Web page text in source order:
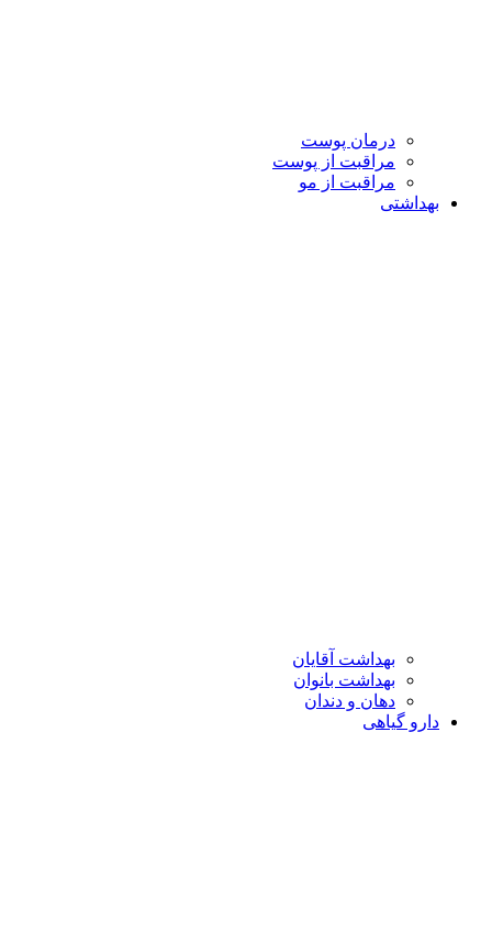
درمان پوست
مراقبت از پوست
مراقبت از مو
بهداشتی
بهداشت آقایان
بهداشت بانوان
دهان و دندان
دارو گیاهی